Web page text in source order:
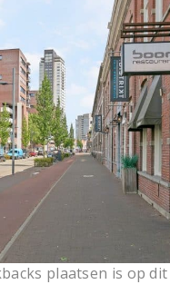
plaatsen is op